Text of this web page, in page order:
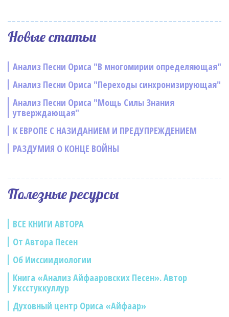
Новые статьи
Анализ Песни Ориса "В многомирии определяющая"
Анализ Песни Ориса "Переходы синхронизирующая"
Анализ Песни Ориса "Мощь Силы Знания
утверждающая"
К ЕВРОПЕ С НАЗИДАНИЕМ И ПРЕДУПРЕЖДЕНИЕМ
РАЗДУМИЯ О КОНЦЕ ВОЙНЫ
Полезные ресурсы
ВСЕ КНИГИ АВТОРА
От Автора Песен
Об Ииссиидиологии
Книга «Анализ Айфааровских Песен». Автор
Уксстуккуллур
Духовный центр Ориса «Айфаар»